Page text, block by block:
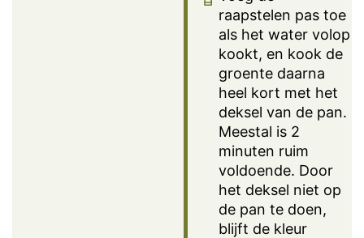
raapstelen pas toe
als het water volop
kookt, en kook de
groente daarna
heel kort met het
deksel van de pan.
Meestal is 2
minuten ruim
voldoende. Door
het deksel niet op
de pan te doen,
blijft de kleur